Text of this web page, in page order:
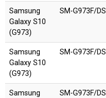
Samsung
Galaxy S10
(G973)
SM-G973F/DS
Samsung
Galaxy S10
(G973)
SM-G973F/DS
Samsung
SM-G973F/DS